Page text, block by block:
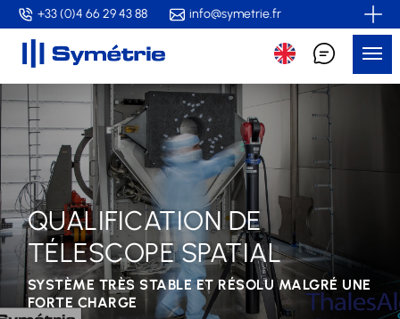
Skip
to
content
+33 (0)4 66 29 43 88 info@symetrie.fr
QUALIFICATION DE
TÉLESCOPE SPATIAL
SYSTÈME TRÈS STABLE ET RÉSOLU MALGRÉ UNE
FORTE CHARGE